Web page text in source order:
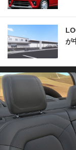
が